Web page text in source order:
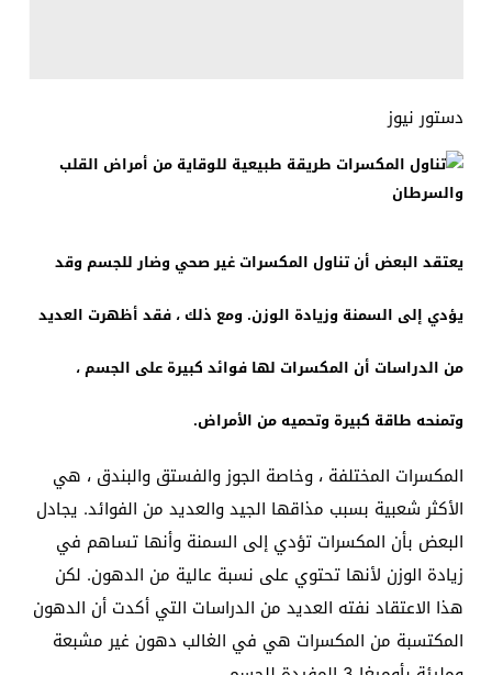
دستور نيوز
يعتقد البعض أن تناول المكسرات غير صحي وضار للجسم وقد
يؤدي إلى السمنة وزيادة الوزن. ومع ذلك ، فقد أظهرت العديد
من الدراسات أن المكسرات لها فوائد كبيرة على الجسم ،
وتمنحه طاقة كبيرة وتحميه من الأمراض.
المكسرات المختلفة ، وخاصة الجوز والفستق والبندق ، هي
الأكثر شعبية بسبب مذاقها الجيد والعديد من الفوائد. يجادل
البعض بأن المكسرات تؤدي إلى السمنة وأنها تساهم في
زيادة الوزن لأنها تحتوي على نسبة عالية من الدهون. لكن
هذا الاعتقاد نفته العديد من الدراسات التي أكدت أن الدهون
المكتسبة من المكسرات هي في الغالب دهون غير مشبعة